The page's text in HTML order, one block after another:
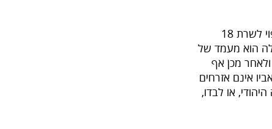
– הורה לחייל ששירת או צפוי לשרת 18
הוא מעמד של
של קבע ולאחר מכן אף
אינם אזרחים
או לבדו,